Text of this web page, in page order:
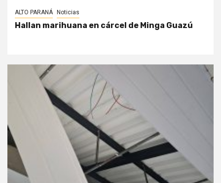
ALTO PARANÁ Noticias
Hallan marihuana en cárcel de Minga Guazú